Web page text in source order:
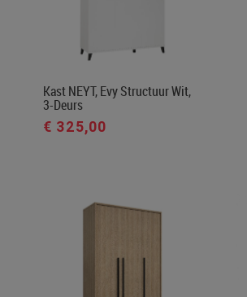
Kast NEYT, Evy Structuur Wit,
3-Deurs
€ 325,00